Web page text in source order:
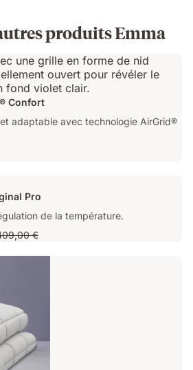
produits Emma
Confort
adaptable avec technologie AirGrid®
Pro
de la température.
€